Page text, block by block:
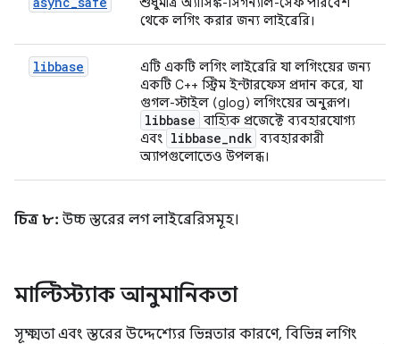
থেকে লগিং করার জন্য লাইব্রেরি।
libbase
এটি একটি লগিং লাইব্রেরি যা লগিংয়ের জন্য
একটি C++ স্ট্রিম ইন্টারফেস প্রদান করে, যা
গুগল-স্টাইল (glog) লগিংয়ের অনুরূপ।
libbase বাহ্যিক প্রজেক্টে ব্যবহারযোগ্য
এবং libbase_ndk ব্যবহারকারী
অ্যাপগুলোতেও উপলব্ধ।
চিত্র ৮: উচ্চ স্তরের লগ লাইব্রেরিসমূহ।
মাল্টিস্ট্যাক আনুমানিকতা
সূক্ষ্মতা এবং স্তরের উদ্দেশ্যের ভিন্নতার কারণে, বিভিন্ন লগিং